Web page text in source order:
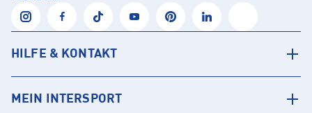
HILFE & KONTAKT
MEIN INTERSPORT